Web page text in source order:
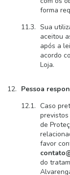
forma
Sua
aceitou
após a
acordo
Loja.
Pessoa
Caso
previstos
de
favor
do